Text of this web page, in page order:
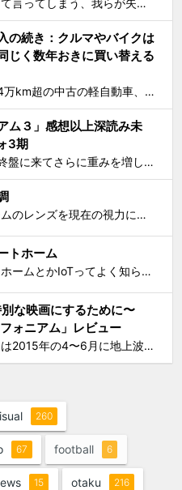
の続き：クルマやバイクは
じく数年おきに買い替える
16年落ち・走行距離14万km超の中古の軽自動車、2006年式スズキKeiワークス（HN22S型）の2WD・MT版を買った のが1ヶ月とちょっと前、あれこれと手を加えては都度Twitterに報告していたが、購入当初に予定していたモデファイがだいたい落ち着いたので中間報告と、いじっ...
ム３」感想以上深読み未
3期
3ヶ月にわたる放送が終盤に来てさらに重みを増して、それをどう自分なりに消化してテキストとして残せばいいかを考えてたら数週間が経過してました。難関である関西大会を前に北宇治高校吹奏楽部とその部長でひとりのユーフォニアム奏者でもある黄前久美子という人物に「史上最大の危機」が訪れたのが...
手持ちのメガネフレームのレンズを現在の視力に合わせて総入れ替えしてから気になり始めた手元を見るときの違和感が特にこの1年で増したので、思い切って遠近両用メガネを新調した。要するにアラフィフにふさわしく老眼が進んで近くが見えづらくなったので、道具でサポートせねばならなくなったわけで...
トホーム
とか言いつつスマートホームとかIoTってよく知らんけど、おもしろ電気小物を活用して家電生活をもっとエンジョイしちゃおう！というわけで初歩的なものからIT系ガジェットまで一気に紹介して使い方の提案をしようと思う。 0）アナログ的なもの：リモコンコンセント、タイマーつきコンセント...
な映画にするために〜
ォニアム」レビュー
ちょうど去年、正確には2015年の4〜6月に地上波放映されたTVシリーズアニメ「響け！ユーフォニアム」（以下TV版）に思いっきりハマって遂には舞台となった宇治への「聖地巡礼」まで敢行してしまったのは、このブログでご報告してきた通り。過去のあれこれを知りたい方は以下をどうぞ： ...
260
67 football 6
15 otaku 216